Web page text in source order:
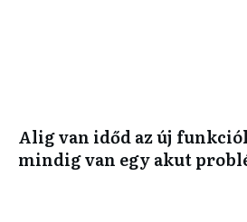
Alig van időd az új
mindig van egy akut